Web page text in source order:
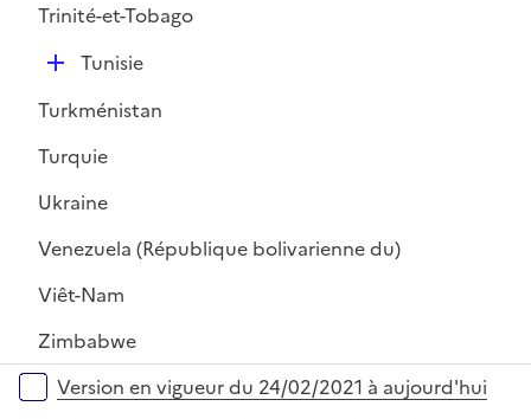
Trinité-et-Tobago
D
p
l
e
Tunisie
Turkménistan
Turquie
Ukraine
Venezuela (République bolivarienne du)
Viêt-Nam
Zimbabwe
Versions sur la période
Version en vigueur du 24/02/2021 à aujourd'hui